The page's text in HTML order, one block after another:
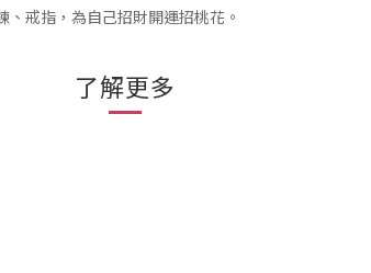
戒指，為自己招財開運招桃花。
了解更多